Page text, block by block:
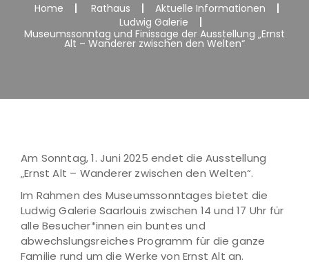
Home Rathaus
Aktuelle Informationen
Ludwig Galerie
Museumssonntag und Finissage der Ausstellung „Ernst
Alt – Wanderer zwischen den Welten“
Am Sonntag, 1. Juni 2025 endet die Ausstellung
„Ernst Alt – Wanderer zwischen den Welten“.
Im Rahmen des Museumssonntages bietet die
Ludwig Galerie Saarlouis zwischen 14 und 17 Uhr für
alle Besucher*innen ein buntes und
abwechslungsreiches Programm für die ganze
Familie rund um die Werke von Ernst Alt an.